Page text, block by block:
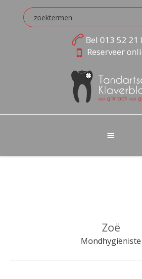
Bel013 52 21
Reserveer
Zoë
Mondhygiëniste